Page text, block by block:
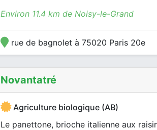
Environ 11.4 km de Noisy-le-Grand
rue de bagnolet à 75020 Paris 20e
Novantatré
Agriculture biologique (AB)
Le panettone, brioche italienne aux